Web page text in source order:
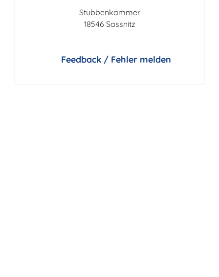
Stubbenkammer
18546 Sassnitz
Feedback / Fehler melden